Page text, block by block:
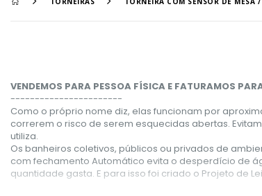
VENDEMOS PARA PESSOA FÍSICA E FATURAMOS
-----------------------
Como o próprio nome diz, elas funcionam por
correrem o risco de serem esquecidas abertas.
utiliza.
Os banheiros coletivos, públicos ou privados de
com fechamento Automático evita o desperdício de
quantidade gasta. E para isso foi criado o Projeto de